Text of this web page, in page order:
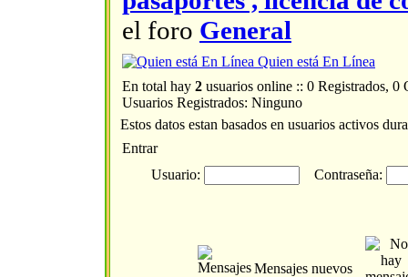
el foro General
Quien está En Línea
En total hay 2 usuarios online :: 0 Registrados,
Usuarios Registrados: Ninguno
Estos datos estan basados en usuarios activos
Entrar
Usuario:
Contraseña:
Mensajes nuevos